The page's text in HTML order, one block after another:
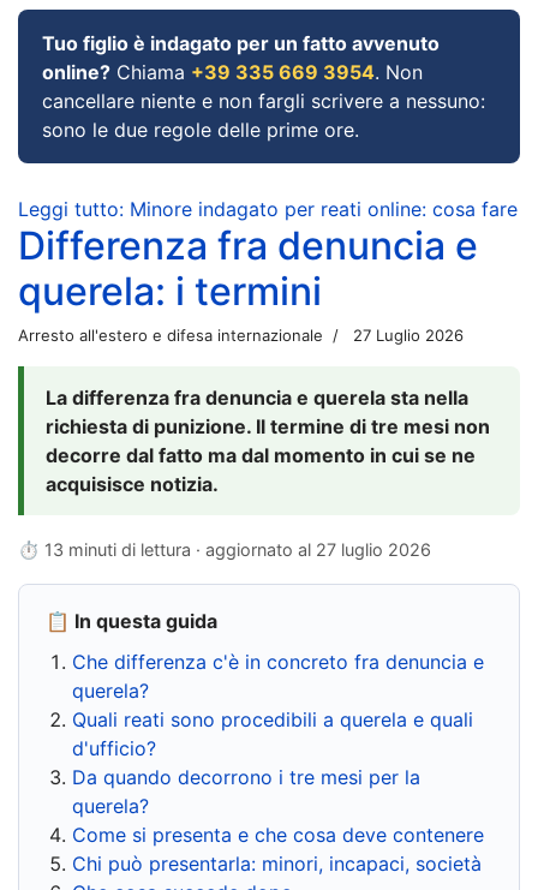
Tuo figlio è indagato per un fatto avvenuto
online? Chiama +39 335 669 3954. Non
cancellare niente e non fargli scrivere a nessuno:
sono le due regole delle prime ore.
Leggi tutto: Minore indagato per reati online: cosa fare
Differenza fra denuncia e
querela: i termini
Arresto all'estero e difesa internazionale 27 Luglio 2026
La differenza fra denuncia e querela sta nella
richiesta di punizione. Il termine di tre mesi non
decorre dal fatto ma dal momento in cui se ne
acquisisce notizia.
⏱ 13 minuti di lettura · aggiornato al 27 luglio 2026
📋 In questa guida
Che differenza c'è in concreto fra denuncia e
querela?
Quali reati sono procedibili a querela e quali
d'ufficio?
Da quando decorrono i tre mesi per la
querela?
Come si presenta e che cosa deve contenere
Chi può presentarla: minori, incapaci, società